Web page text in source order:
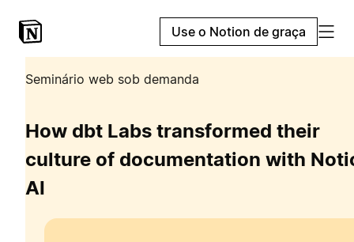
Use o Notion de graça
Seminário web sob demanda
How dbt Labs transformed their
culture of documentation with
AI